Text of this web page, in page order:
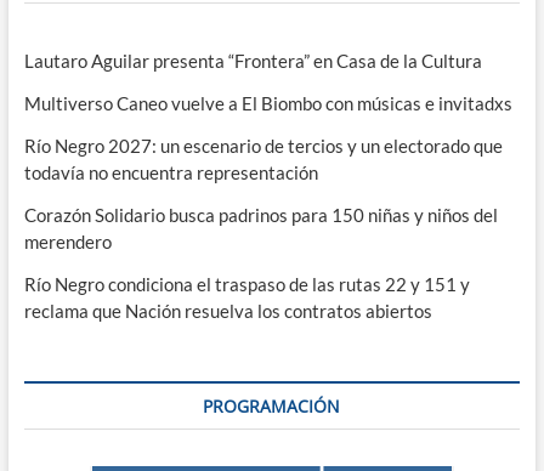
Lautaro Aguilar presenta “Frontera” en Casa de la Cultura
Multiverso Caneo vuelve a El Biombo con músicas e invitadxs
Río Negro 2027: un escenario de tercios y un electorado que
todavía no encuentra representación
Corazón Solidario busca padrinos para 150 niñas y niños del
merendero
Río Negro condiciona el traspaso de las rutas 22 y 151 y
reclama que Nación resuelva los contratos abiertos
PROGRAMACIÓN